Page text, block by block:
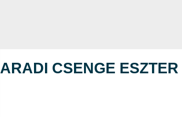
ARADI CSENGE ESZTER